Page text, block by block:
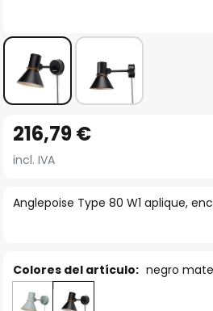
comienzo
Anglepoise Type 80 W1 aplique,
216,79 €
incl. IVA
Colores del artículo: negro mate